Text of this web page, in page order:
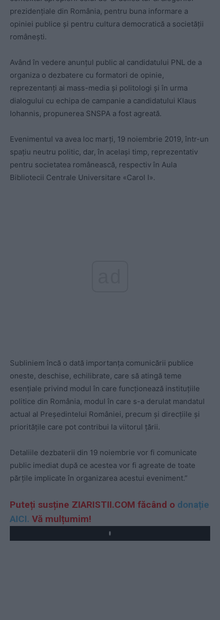
prezidențiale din România, pentru buna informare a
opiniei publice și pentru cultura democratică a societății
românești.
Având în vedere anunțul public al candidatului PNL de a
organiza o dezbatere cu formatori de opinie,
reprezentanți ai mass-media și politologi și în urma
dialogului cu echipa de campanie a candidatului Klaus
Iohannis, propunerea SNSPA a fost agreată.
Evenimentul va avea loc marți, 19 noiembrie 2019, într-un
spațiu neutru politic, dar, în același timp, reprezentativ
pentru societatea românească, respectiv în Aula
Bibliotecii Centrale Universitare «Carol I».
Subliniem încă o dată importanța comunicării publice
oneste, deschise, echilibrate, care să atingă teme
esențiale privind modul în care funcționează instituțiile
politice din România, modul în care s-a derulat mandatul
actual al Președintelui României, precum și direcțiile și
prioritățile care pot contribui la viitorul țării.
Detaliile dezbaterii din 19 noiembrie vor fi comunicate
public imediat după ce acestea vor fi agreate de toate
părțile implicate în organizarea acestui eveniment.”
Puteți susține ZIARISTII.COM făcând o donație
AICI. Vă mulțumim!